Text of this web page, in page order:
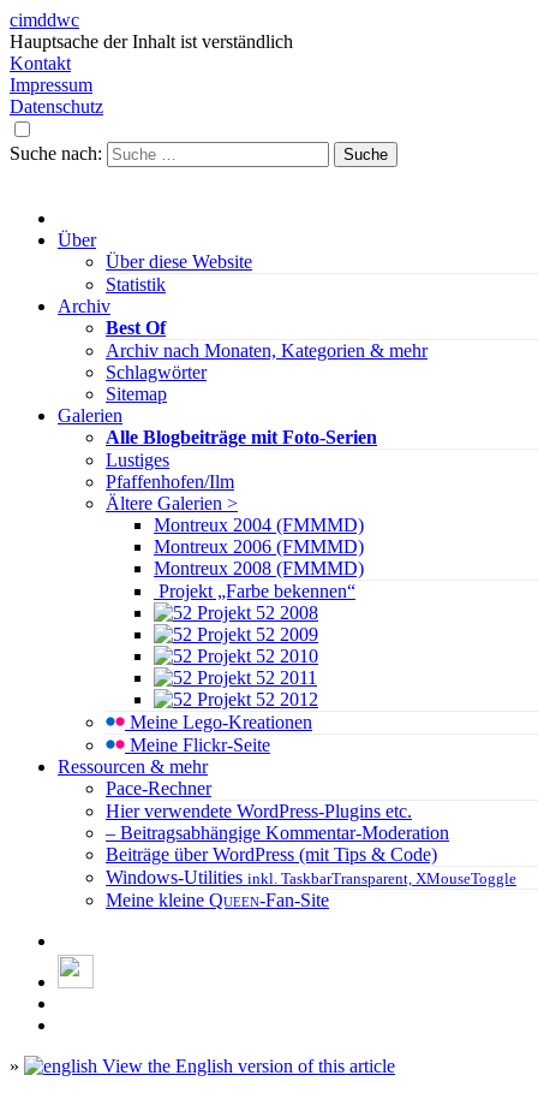
cimddwc
Hauptsache der Inhalt ist verständlich
Kontakt
Impressum
Datenschutz
Suche nach:
Über
Über diese Website
Statistik
Archiv
Best Of
Archiv nach Monaten, Kategorien & mehr
Schlagwörter
Sitemap
Galerien
Alle Blogbeiträge mit Foto-Serien
Lustiges
Pfaffenhofen/Ilm
Ältere Galerien >
Montreux 2004 (FMMMD)
Montreux 2006 (FMMMD)
Montreux 2008 (FMMMD)
Projekt „Farbe bekennen“
Projekt 52 2008
Projekt 52 2009
Projekt 52 2010
Projekt 52 2011
Projekt 52 2012
Meine Lego-Kreationen
Meine Flickr-Seite
Ressourcen & mehr
Pace-Rechner
Hier verwendete WordPress-Plugins etc.
– Beitragsabhängige Kommentar-Moderation
Beiträge über WordPress (mit Tips & Code)
Windows-Utilities inkl. TaskbarTransparent, XMouseToggle
Meine kleine Queen-Fan-Site
» View the English version of this article